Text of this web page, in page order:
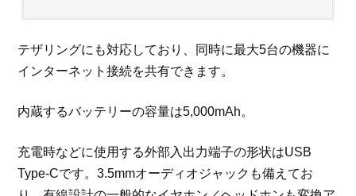
テザリングにも対応しており、同時に最大5台の機器に
インターネット接続を共有できます。
内蔵するバッテリーの容量は5,000mAh。
充電時などに使用する外部入出力端子の形状はUSB
Type-Cです。3.5mmオーディオジャックも備えてお